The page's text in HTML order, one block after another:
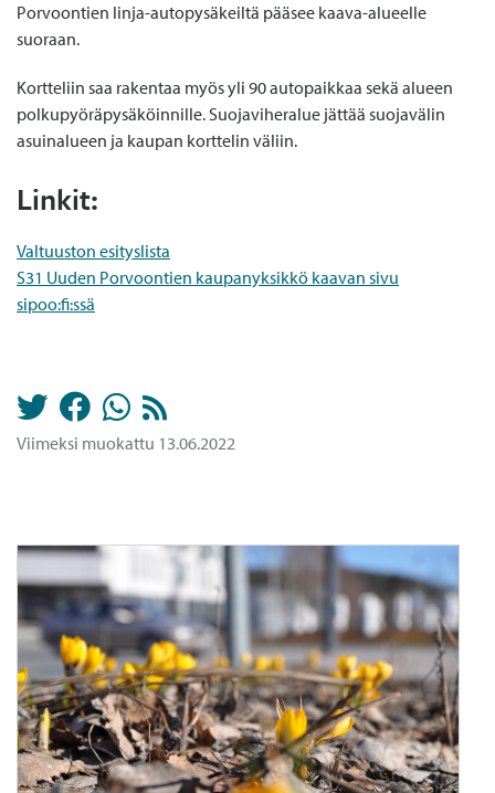
Porvoontien linja-autopysäkeiltä pääsee kaava-alueelle
suoraan.
Kortteliin saa rakentaa myös yli 90 autopaikkaa sekä alueen
polkupyöräpysäköinnille. Suojaviheralue jättää suojavälin
asuinalueen ja kaupan korttelin väliin.
Linkit:
Valtuuston esityslista
S31 Uuden Porvoontien kaupanyksikkö kaavan sivu
sipoo:fi:ssä
Viimeksi muokattu 13.06.2022